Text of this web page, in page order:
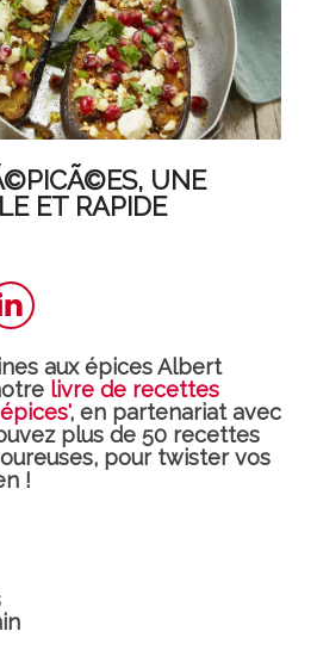
UNE
ET RAPIDE
aux épices Albert
livre de recettes
, en partenariat avec
plus de 50 recettes
pour twister vos
!